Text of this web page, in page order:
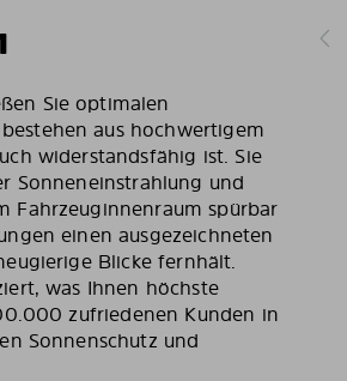
Sie optimalen
aus hochwertigem
widerstandsfähig ist. Sie
Sonneneinstrahlung und
Fahrzeuginnenraum spürbar
einen ausgezeichneten
Blicke fernhält.
was Ihnen höchste
zufriedenen Kunden in
Sonnenschutz und